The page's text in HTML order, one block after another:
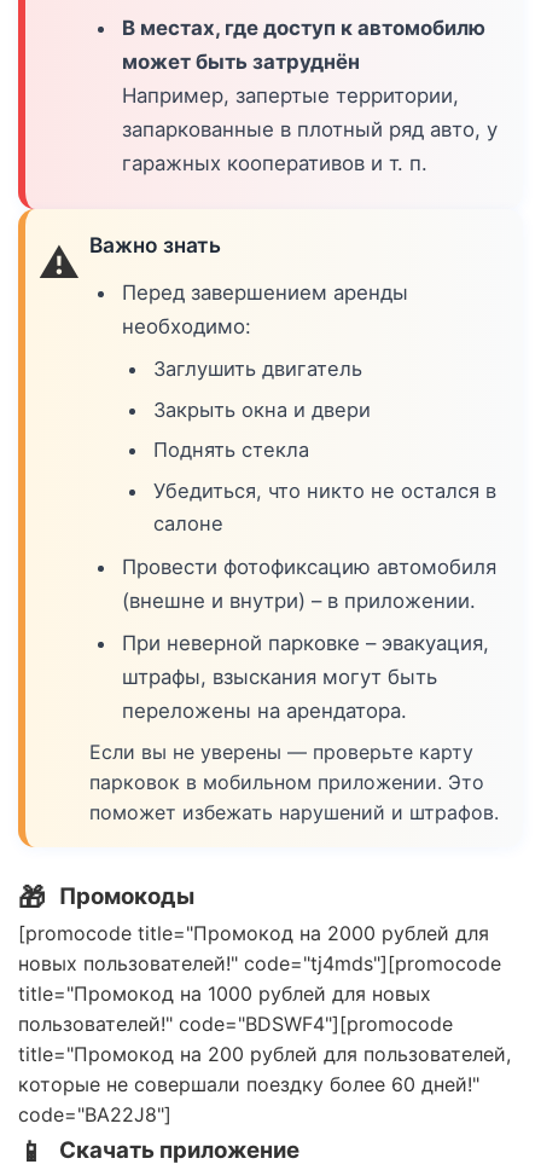
В местах, где доступ к автомобилю
может быть затруднён
Например, запертые территории,
запаркованные в плотный ряд авто, у
гаражных кооперативов и т. п.
⚠️ Важно знать
Перед завершением аренды
необходимо:
Заглушить двигатель
Закрыть окна и двери
Поднять стекла
Убедиться, что никто не остался в
салоне
Провести фотофиксацию автомобиля
(внешне и внутри) – в приложении.
При неверной парковке – эвакуация,
штрафы, взыскания могут быть
переложены на арендатора.
Если вы не уверены — проверьте карту
парковок в мобильном приложении. Это
поможет избежать нарушений и штрафов.
🎁 Промокоды
[promocode title="Промокод на 2000 рублей для
новых пользователей!" code="tj4mds"][promocode
title="Промокод на 1000 рублей для новых
пользователей!" code="BDSWF4"][promocode
title="Промокод на 200 рублей для пользователей,
которые не совершали поездку более 60 дней!"
code="BA22J8"]
📱 Скачать приложение